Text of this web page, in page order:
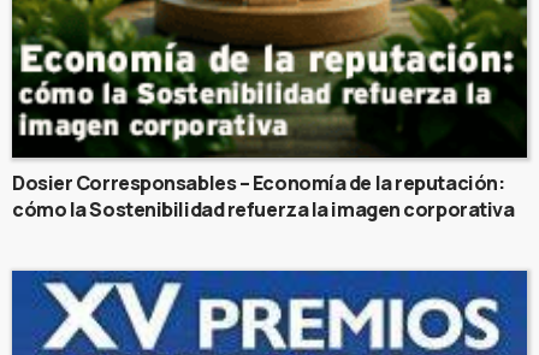
Dosier Corresponsables – Economía de la reputación:
cómo la Sostenibilidad refuerza la imagen corporativa